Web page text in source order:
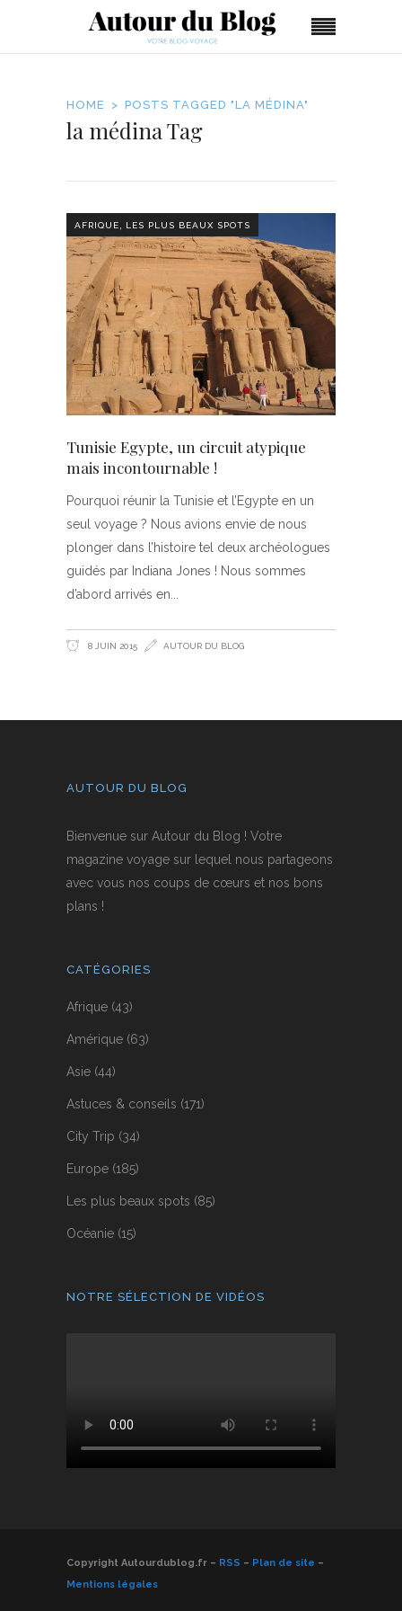
HOME POSTS TAGGED "LA MÉDINA"
la médina Tag
AFRIQUE LES PLUS BEAUX SPOTS
Tunisie Egypte, un circuit atypique
mais incontournable !
Pourquoi réunir la Tunisie et l’Egypte en un
seul voyage ? Nous avions envie de nous
plonger dans l’histoire tel deux archéologues
guidés par Indiana Jones ! Nous sommes
d’abord arrivés en
8 JUIN 2015 AUTOUR DU BLOG
AUTOUR DU BLOG
Bienvenue sur Autour du Blog ! Votre
magazine voyage sur lequel nous partageons
avec vous nos coups de cœurs et nos bons
plans !
CATÉGORIES
Afrique (43)
Amérique (63)
Asie (44)
Astuces & conseils (171)
City Trip (34)
Europe (185)
Les plus beaux spots (85)
Océanie (15)
NOTRE SÉLECTION DE VIDÉOS
Copyright Autourdublog.fr – RSS – Plan de site –
Mentions légales